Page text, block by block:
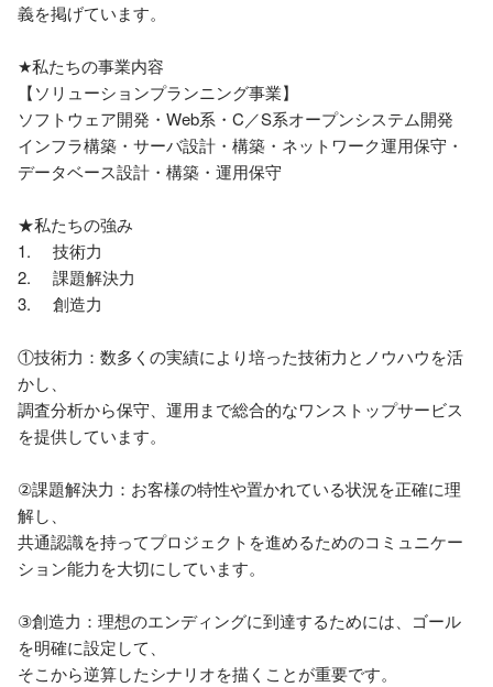
義を掲げています。
★私たちの事業内容
【ソリューションプランニング事業】
ソフトウェア開発・Web系・C／S系オープンシステム開発
インフラ構築・サーバ設計・構築・ネットワーク運用保守・
データベース設計・構築・運用保守
★私たちの強み
1.	技術力
2.	課題解決力
3.	創造力
①技術力：数多くの実績により培った技術力とノウハウを活
かし、
調査分析から保守、運用まで総合的なワンストップサービス
を提供しています。
②課題解決力：お客様の特性や置かれている状況を正確に理
解し、
共通認識を持ってプロジェクトを進めるためのコミュニケー
ション能力を大切にしています。
③創造力：理想のエンディングに到達するためには、ゴール
を明確に設定して、
そこから逆算したシナリオを描くことが重要です。